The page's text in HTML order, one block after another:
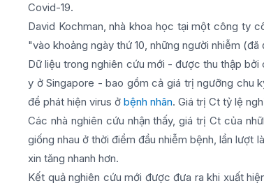
Covid-19.
David Kochman, nhà khoa học tại một công ty
"vào khoảng ngày thứ 10, những người nhiễm
Dữ liệu trong nghiên cứu mới - được thu thập
y ở Singapore - bao gồm cả giá trị ngưỡng chu
để phát hiện virus ở bệnh nhân. Giá trị Ct tỷ lệ
Các nhà nghiên cứu nhận thấy, giá trị Ct của
giống nhau ở thời điểm đầu nhiễm bệnh, lần lượt
xin tăng nhanh hơn.
Kết quả nghiên cứu mới được đưa ra khi xuất